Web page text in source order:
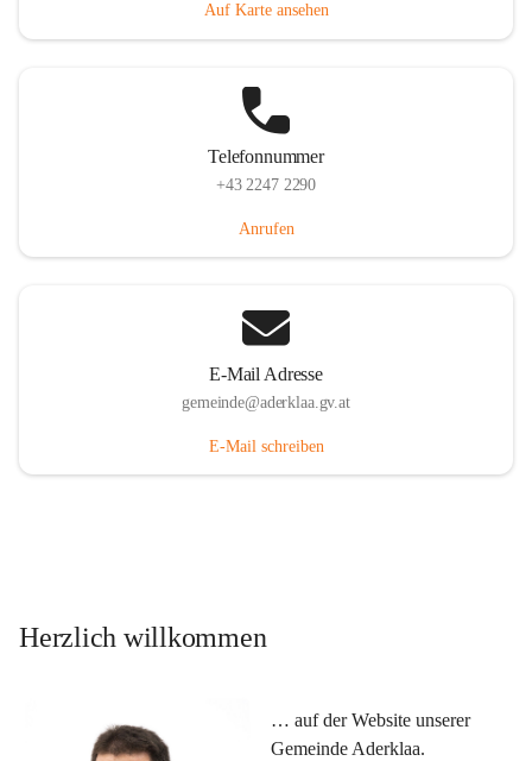
Auf Karte ansehen
Telefonnummer
+43 2247 2290
Anrufen
E-Mail Adresse
gemeinde@aderklaa.gv.at
E-Mail schreiben
Herzlich willkommen
… auf der Website unserer
Gemeinde Aderklaa.